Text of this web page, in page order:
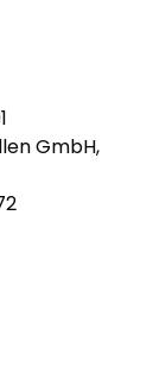
GmbH,